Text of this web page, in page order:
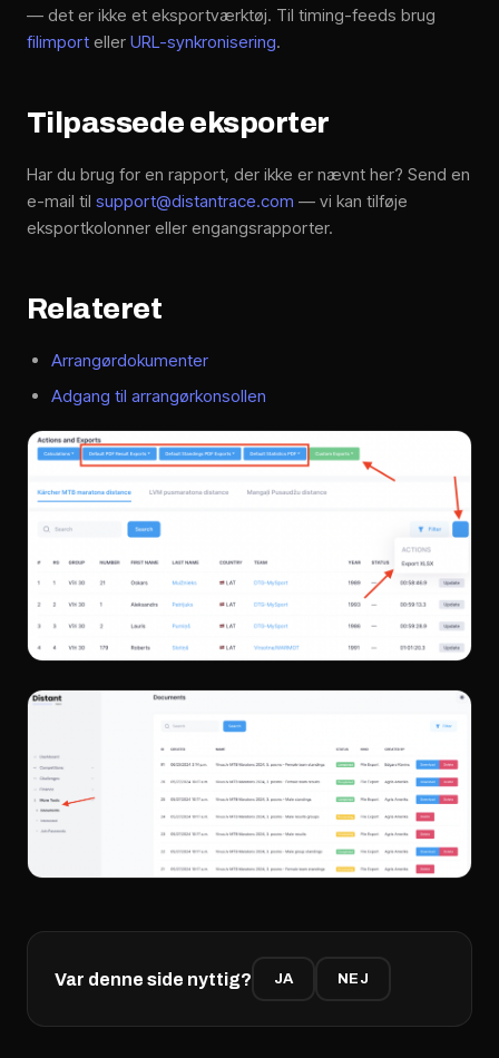
— det er ikke et eksportværktøj. Til timing-feeds brug
filimport eller URL-synkronisering.
Tilpassede eksporter
Har du brug for en rapport, der ikke er nævnt her? Send en
e-mail til support@distantrace.com — vi kan tilføje
eksportkolonner eller engangsrapporter.
Relateret
Arrangørdokumenter
Adgang til arrangørkonsollen
Var denne side nyttig? JA NEJ